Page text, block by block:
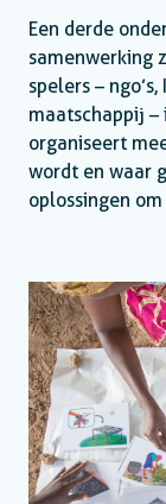
Een derde
samenwerking
spelers –
maatschappij
organiseert
wordt en waar
oplossingen